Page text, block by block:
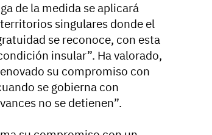
de la medida se aplicará
singulares donde el
se reconoce, con esta
insular”. Ha valorado,
su compromiso con
se gobierna con
no se detienen”.